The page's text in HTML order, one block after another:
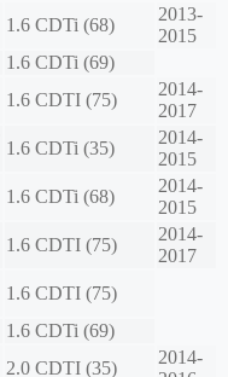
1.6 CDTi (68)
2013-
2015
1.6 CDTi (69)
1.6 CDTI (75)
2014-
2017
1.6 CDTi (35)
2014-
2015
1.6 CDTi (68)
2014-
2015
1.6 CDTI (75)
2014-
2017
1.6 CDTI (75)
1.6 CDTi (69)
2.0 CDTI (35)
2014-